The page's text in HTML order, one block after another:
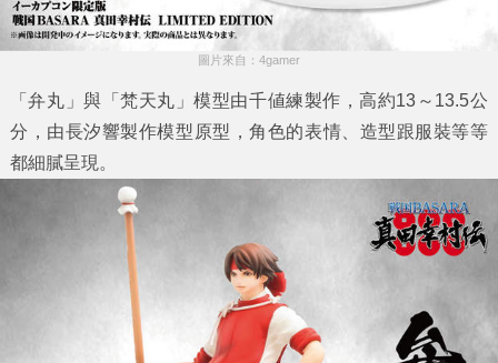
圖片來自：4gamer
「弁丸」與「梵天丸」模型由千値練製作，高約13～13.5公
分，由長汐響製作模型原型，角色的表情、造型跟服裝等等
都細膩呈現。